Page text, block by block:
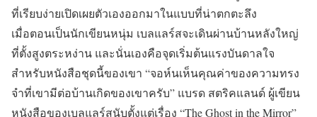
ที่เรียบง่ายเปิดเผยตัวเองออกมาในแบบที่น่าตกตะลึง
เมื่อตอนเป็นนักเขียนหนุ่ม เบลแลร์สจะเดินผ่านบ้านหลังใหญ่
ที่ตั้งสูงตระหง่าน และนั่นเองคือจุดเริ่มต้นแรงบันดาลใจ
สำหรับหนังสือชุดนี้ของเขา “จอห์นเห็นคุณค่าของความทรง
จำที่เขามีต่อบ้านเกิดของเขาครับ” แบรด สตริคแลนด์ ผู้เขียน
หนังสือของเบลแลร์สนับตั้งแต่เรื่อง “The Ghost in the Mirror”